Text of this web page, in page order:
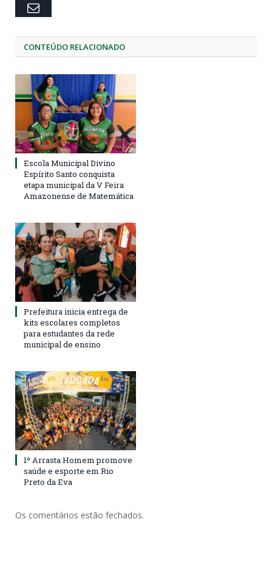
Email
CONTEÚDO RELACIONADO
Escola Municipal Divino
Espírito Santo conquista
etapa municipal da V Feira
Amazonense de Matemática
Prefeitura inicia entrega de
kits escolares completos
para estudantes da rede
municipal de ensino
1º Arrasta Homem promove
saúde e esporte em Rio
Preto da Eva
Os comentários estão fechados.